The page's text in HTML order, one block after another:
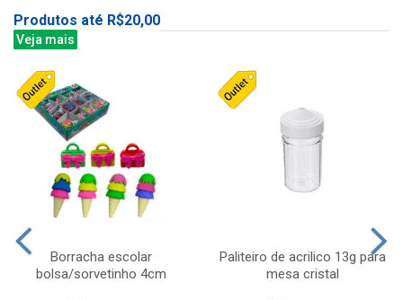
Produtos até R$20,00
Veja mais
Borracha escolar
bolsa/sorvetinho 4cm
Paliteiro de acrilico 13g para
mesa cristal